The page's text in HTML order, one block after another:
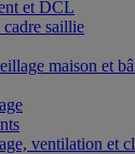
et DCL
saillie
maison et
ventilation et